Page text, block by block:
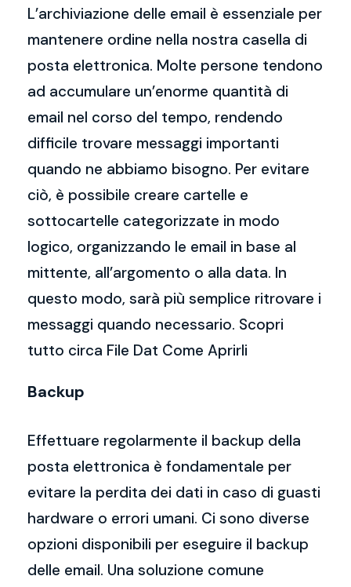
L’archiviazione delle email è essenziale per
mantenere ordine nella nostra casella di
posta elettronica. Molte persone tendono
ad accumulare un’enorme quantità di
email nel corso del tempo, rendendo
difficile trovare messaggi importanti
quando ne abbiamo bisogno. Per evitare
ciò, è possibile creare cartelle e
sottocartelle categorizzate in modo
logico, organizzando le email in base al
mittente, all’argomento o alla data. In
questo modo, sarà più semplice ritrovare i
messaggi quando necessario. Scopri
tutto circa File Dat Come Aprirli
Backup
Effettuare regolarmente il backup della
posta elettronica è fondamentale per
evitare la perdita dei dati in caso di guasti
hardware o errori umani. Ci sono diverse
opzioni disponibili per eseguire il backup
delle email. Una soluzione comune